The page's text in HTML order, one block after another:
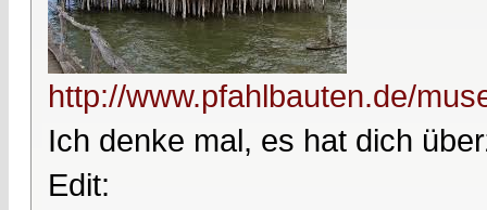
http://www.pfahlbauten.de/
Ich denke mal, es hat dich
Edit: